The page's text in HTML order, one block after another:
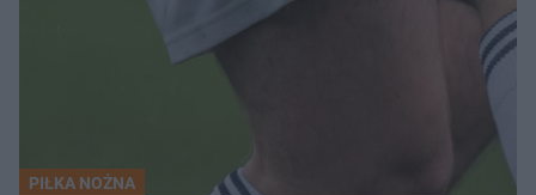
PIŁKA NOŻNA